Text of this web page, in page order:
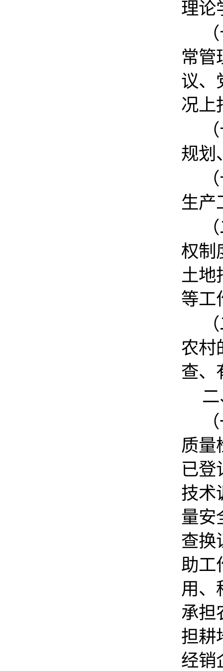
理论
常管
议、
况上
规划
生产
权制
土地
等工
农村
查、
质量
已登
技术
量安
查换
助工
用、
承担
担耕
经销